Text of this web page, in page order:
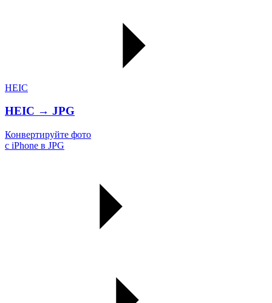
HEIC
HEIC → JPG
Конвертируйте фото
с iPhone в JPG